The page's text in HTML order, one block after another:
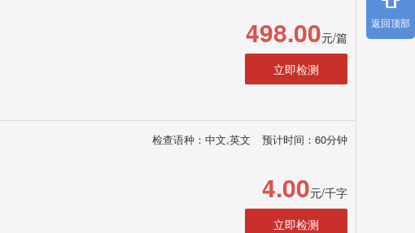
498.00元/篇
立即检测
检查语种：中文,英文 预计时间：60分钟
4.00元/千字
立即检测
返回顶部